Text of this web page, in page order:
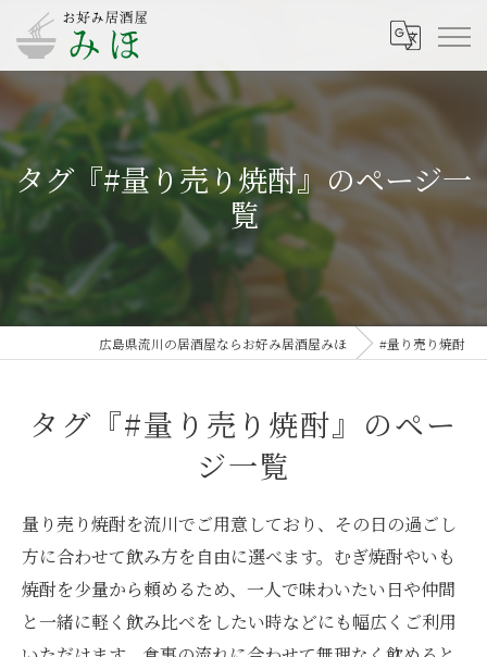
タグ『#量り売り焼酎』のページ一
覧
広島県流川の居酒屋ならお好み居酒屋みほ #量り売り焼酎
タグ『#量り売り焼酎』のペー
ジ一覧
量り売り焼酎を流川でご用意しており、その日の過ごし
方に合わせて飲み方を自由に選べます。むぎ焼酎やいも
焼酎を少量から頼めるため、一人で味わいたい日や仲間
と一緒に軽く飲み比べをしたい時などにも幅広くご利用